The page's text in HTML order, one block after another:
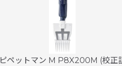
ピペットマン M P8X200M (校正